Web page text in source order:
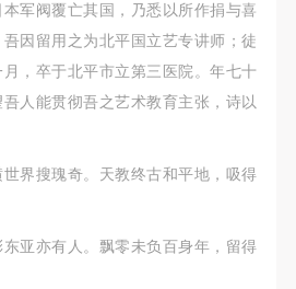
军阀覆亡其国，乃悉以所作捐与喜
因留用之为北平国立艺专讲师；徒
，卒于北平市立第三医院。年七十
人能贯彻吾之艺术教育主张，诗以
界搜瑰奇。天教终古和平地，吸得
亚亦有人。飘零未负百身年，留得